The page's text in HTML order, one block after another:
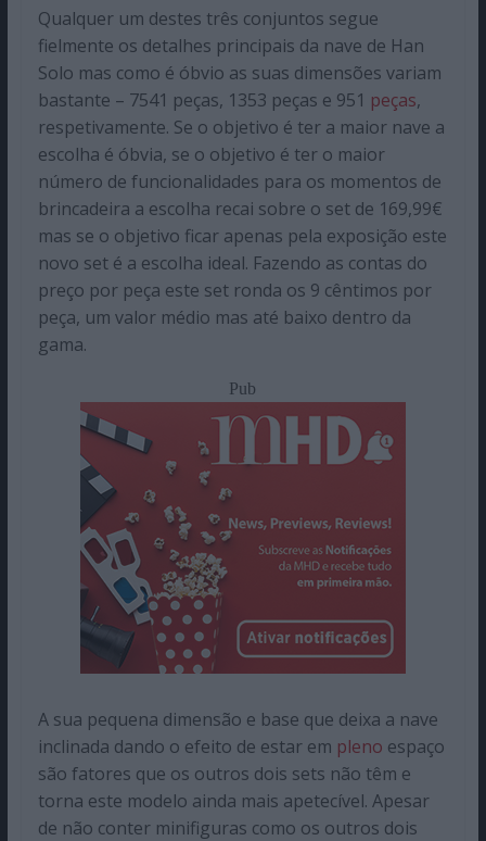
Qualquer um destes três conjuntos segue
fielmente os detalhes principais da nave de Han
Solo mas como é óbvio as suas dimensões variam
bastante – 7541 peças, 1353 peças e 951 peças,
respetivamente. Se o objetivo é ter a maior nave a
escolha é óbvia, se o objetivo é ter o maior
número de funcionalidades para os momentos de
brincadeira a escolha recai sobre o set de 169,99€
mas se o objetivo ficar apenas pela exposição este
novo set é a escolha ideal. Fazendo as contas do
preço por peça este set ronda os 9 cêntimos por
peça, um valor médio mas até baixo dentro da
gama.
Pub
A sua pequena dimensão e base que deixa a nave
inclinada dando o efeito de estar em pleno espaço
são fatores que os outros dois sets não têm e
torna este modelo ainda mais apetecível. Apesar
de não conter minifiguras como os outros dois